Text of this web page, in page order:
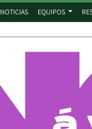
NOTICIAS EQUIPOS